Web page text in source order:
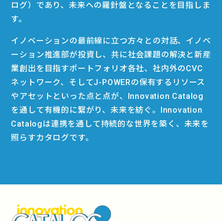
ログ）であり、未来への羅針盤となることを目指しま
す。
イノベーションの最前線に立つ方々との対話、イノベ
ーション推進部が投資し、共に社会課題の解決と新産
業創出を目指すポートフォリオ各社、社内外のCVC
ネットワーク、そしてJ-POWERの保有するリソース
やアセットといった点と点が、Innovation Catalog
を通して有機的に繋がり、未来を紡ぐ。Innovation
Catalogは連携を通して持続的な世界を築く、未来を
照らすカタログです。